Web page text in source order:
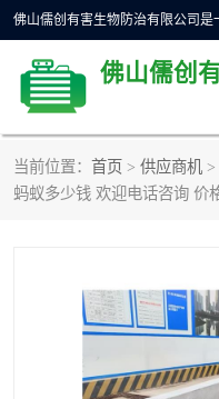
当前位置： 首页 > 供应商机 >
蚂蚁多少钱 欢迎电话咨询 价
除四害公司
佛山灭白蚁公司